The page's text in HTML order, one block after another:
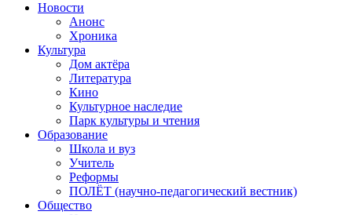
Новости
Анонс
Хроника
Культура
Дом актёра
Литература
Кино
Культурное наследие
Парк культуры и чтения
Образование
Школа и вуз
Учитель
Реформы
ПОЛЁТ (научно-педагогический вестник)
Общество